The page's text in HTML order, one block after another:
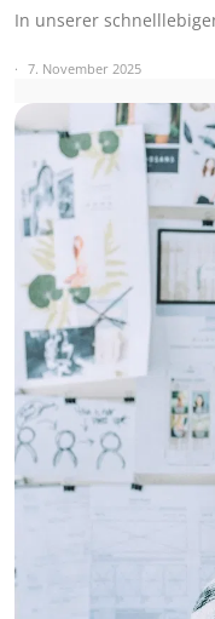
In unserer
7. November 2025